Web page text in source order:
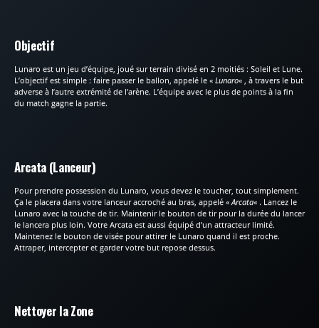
Objectif
Lunaro est un jeu d’équipe, joué sur terrain divisé en 2 moitiés : Soleil et Lune.
L’objectif est simple : faire passer le ballon, appelé le « Lunaro« , à travers le but
adverse à l’autre extrémité de l’arène. L’équipe avec le plus de points à la fin
du match gagne la partie.
Arcata (Lanceur)
Pour prendre possession du Lunaro, vous devez le toucher, tout simplement.
Ça le placera dans votre lanceur accroché au bras, appelé « Arcata« . Lancez le
Lunaro avec la touche de tir. Maintenir le bouton de tir pour la durée du lancer
le lancera plus loin. Votre Arcata est aussi équipé d’un attracteur limité.
Maintenez le bouton de visée pour attirer le Lunaro quand il est proche.
Attraper, intercepter et garder votre but repose dessus.
Nettoyer la Zone